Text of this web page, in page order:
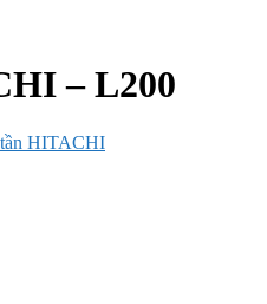
– L200
HITACHI